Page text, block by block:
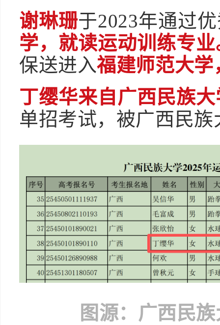
谢琳珊于2023年通过
学，就读运动训练专
保送进入福建师范大
丁缨华来自广西民族
单招考试，被广西民
图源：广西民